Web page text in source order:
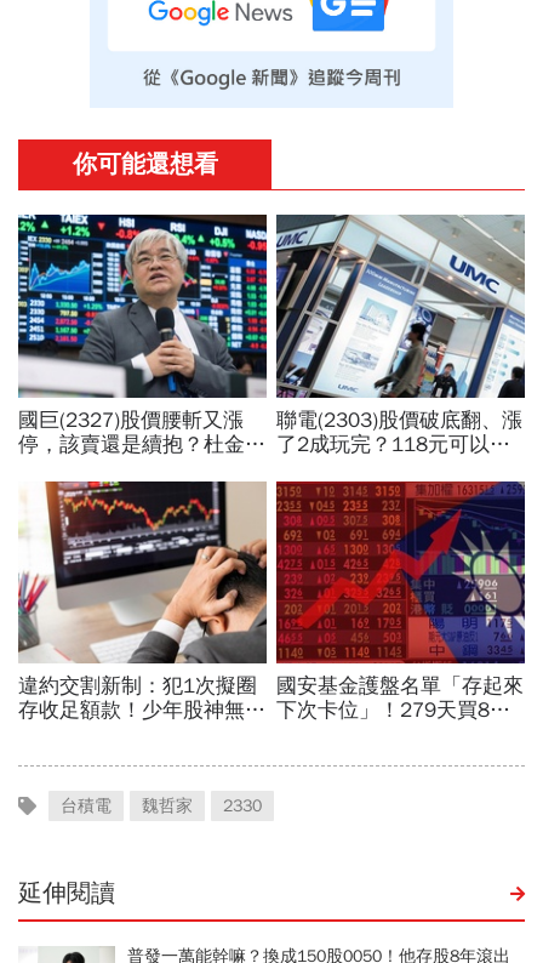
台積電 魏哲家 2330
延伸閱讀
普發一萬能幹嘛？換成150股0050！他存股8年滾出